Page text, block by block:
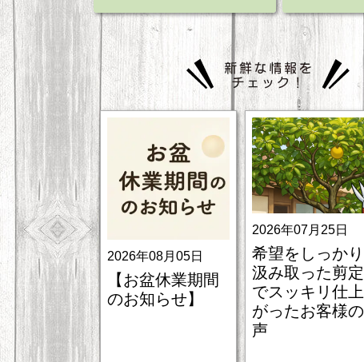
2026年08月05日
【お盆休業期間
のお知らせ】
2026年07月25日
希望をしっかり
汲み取った剪定
でスッキリ仕上
がったお客様の
声